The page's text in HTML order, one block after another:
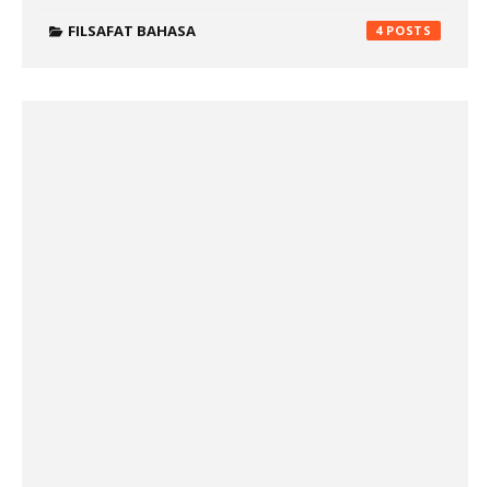
FILSAFAT BAHASA 4